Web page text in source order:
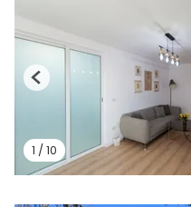
1 /10
Previous